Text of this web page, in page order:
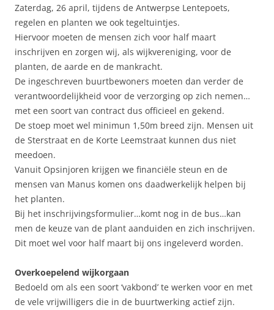
Zaterdag, 26 april, tijdens de Antwerpse Lentepoets,
regelen en planten we ook tegeltuintjes.
Hiervoor moeten de mensen zich voor half maart
inschrijven en zorgen wij, als wijkvereniging, voor de
planten, de aarde en de mankracht.
De ingeschreven buurtbewoners moeten dan verder de
verantwoordelijkheid voor de verzorging op zich nemen…
met een soort van contract dus officieel en gekend.
De stoep moet wel minimun 1,50m breed zijn. Mensen uit
de Sterstraat en de Korte Leemstraat kunnen dus niet
meedoen.
Vanuit Opsinjoren krijgen we financiële steun en de
mensen van Manus komen ons daadwerkelijk helpen bij
het planten.
Bij het inschrijvingsformulier…komt nog in de bus…kan
men de keuze van de plant aanduiden en zich inschrijven.
Dit moet wel voor half maart bij ons ingeleverd worden.
Overkoepelend wijkorgaan
Bedoeld om als een soort ‘vakbond’ te werken voor en met
de vele vrijwilligers die in de buurtwerking actief zijn.